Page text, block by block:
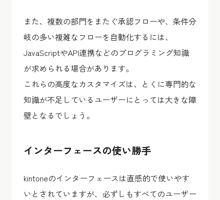
また、複数の部門をまたぐ承認フローや、条件分
岐の多い複雑なフローを自動化するには、
JavaScriptやAPI連携などのプログラミング知識
が求められる場合があります。
これらの高度なカスタマイズは、とくに専門的な
知識が不足しているユーザーにとっては大きな障
壁となるでしょう。
インターフェースの使い勝手
kintoneのインターフェースは直感的で使いやす
いとされていますが、必ずしもすべてのユーザー